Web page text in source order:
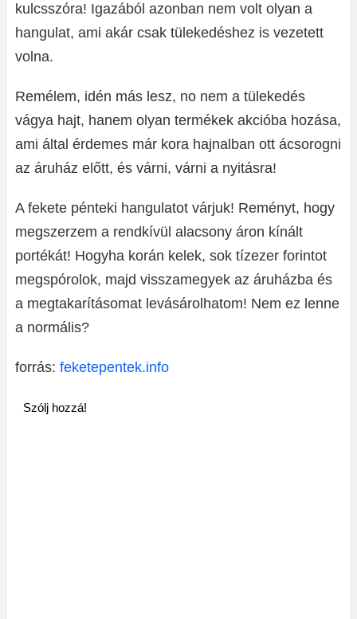
kulcsszóra! Igazából azonban nem volt olyan a
hangulat, ami akár csak tülekedéshez is vezetett
volna.
Remélem, idén más lesz, no nem a tülekedés
vágya hajt, hanem olyan termékek akcióba hozása,
ami által érdemes már kora hajnalban ott ácsorogni
az áruház előtt, és várni, várni a nyitásra!
A fekete pénteki hangulatot várjuk! Reményt, hogy
megszerzem a rendkívül alacsony áron kínált
portékát! Hogyha korán kelek, sok tízezer forintot
megspórolok, majd visszamegyek az áruházba és
a megtakarításomat levásárolhatom! Nem ez lenne
a normális?
forrás: feketepentek.info
Szólj hozzá!